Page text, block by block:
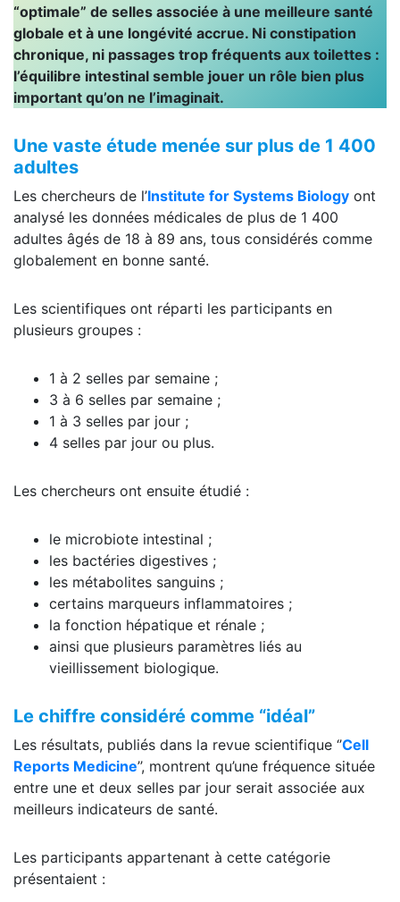
“optimale” de selles associée à une meilleure santé
globale et à une longévité accrue. Ni constipation
chronique, ni passages trop fréquents aux toilettes :
l’équilibre intestinal semble jouer un rôle bien plus
important qu’on ne l’imaginait.
Une vaste étude menée sur plus de 1 400
adultes
Les chercheurs de l’Institute for Systems Biology ont
analysé les données médicales de plus de 1 400
adultes âgés de 18 à 89 ans, tous considérés comme
globalement en bonne santé.
Les scientifiques ont réparti les participants en
plusieurs groupes :
1 à 2 selles par semaine ;
3 à 6 selles par semaine ;
1 à 3 selles par jour ;
4 selles par jour ou plus.
Les chercheurs ont ensuite étudié :
le microbiote intestinal ;
les bactéries digestives ;
les métabolites sanguins ;
certains marqueurs inflammatoires ;
la fonction hépatique et rénale ;
ainsi que plusieurs paramètres liés au
vieillissement biologique.
Le chiffre considéré comme “idéal”
Les résultats, publiés dans la revue scientifique ‘’Cell
Reports Medicine’’, montrent qu’une fréquence située
entre une et deux selles par jour serait associée aux
meilleurs indicateurs de santé.
Les participants appartenant à cette catégorie
présentaient :